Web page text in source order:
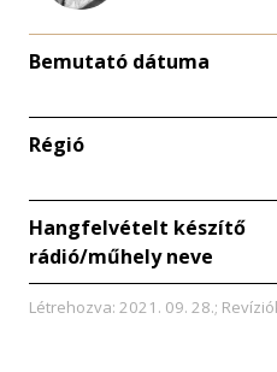
Bemutató dátuma
Régió
Hangfelvételt készítő
rádió/műhely neve
Létrehozva: 2021. 09. 28.;